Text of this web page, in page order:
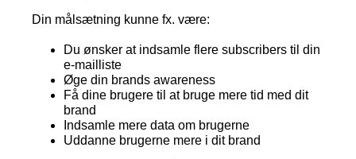
Din målsætning kunne fx. være:
Du ønsker at indsamle flere subscribers til din
e-mailliste
Øge din brands awareness
Få dine brugere til at bruge mere tid med dit
brand
Indsamle mere data om brugerne
Uddanne brugerne mere i dit brand